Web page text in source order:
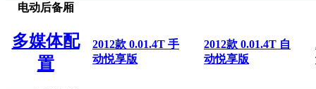
电动后备厢
多媒体配
置
2012款 0.01.4T 手
动悦享版
2012款 0.01.4T 自
动悦享版